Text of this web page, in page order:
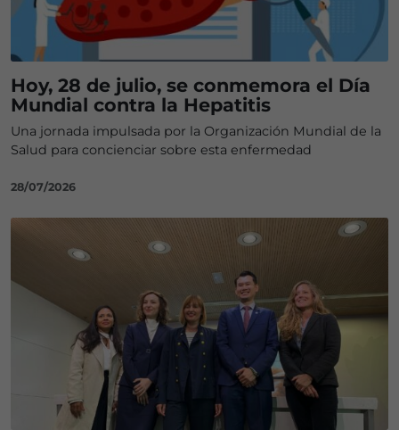
Hoy, 28 de julio, se conmemora el Día
Mundial contra la Hepatitis
Una jornada impulsada por la Organización Mundial de la
Salud para concienciar sobre esta enfermedad
28/07/2026